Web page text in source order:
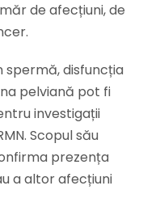
de afecțiuni, de
spermă, disfuncția
pelviană pot fi
investigații
Scopul său
prezența
a altor afecțiuni